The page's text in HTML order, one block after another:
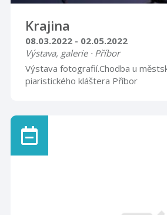
Krajina
08.03.2022 - 02.05.2022
Výstava, galerie · Příbor
Výstava fotografií.Chodba u
piaristického kláštera Příbor